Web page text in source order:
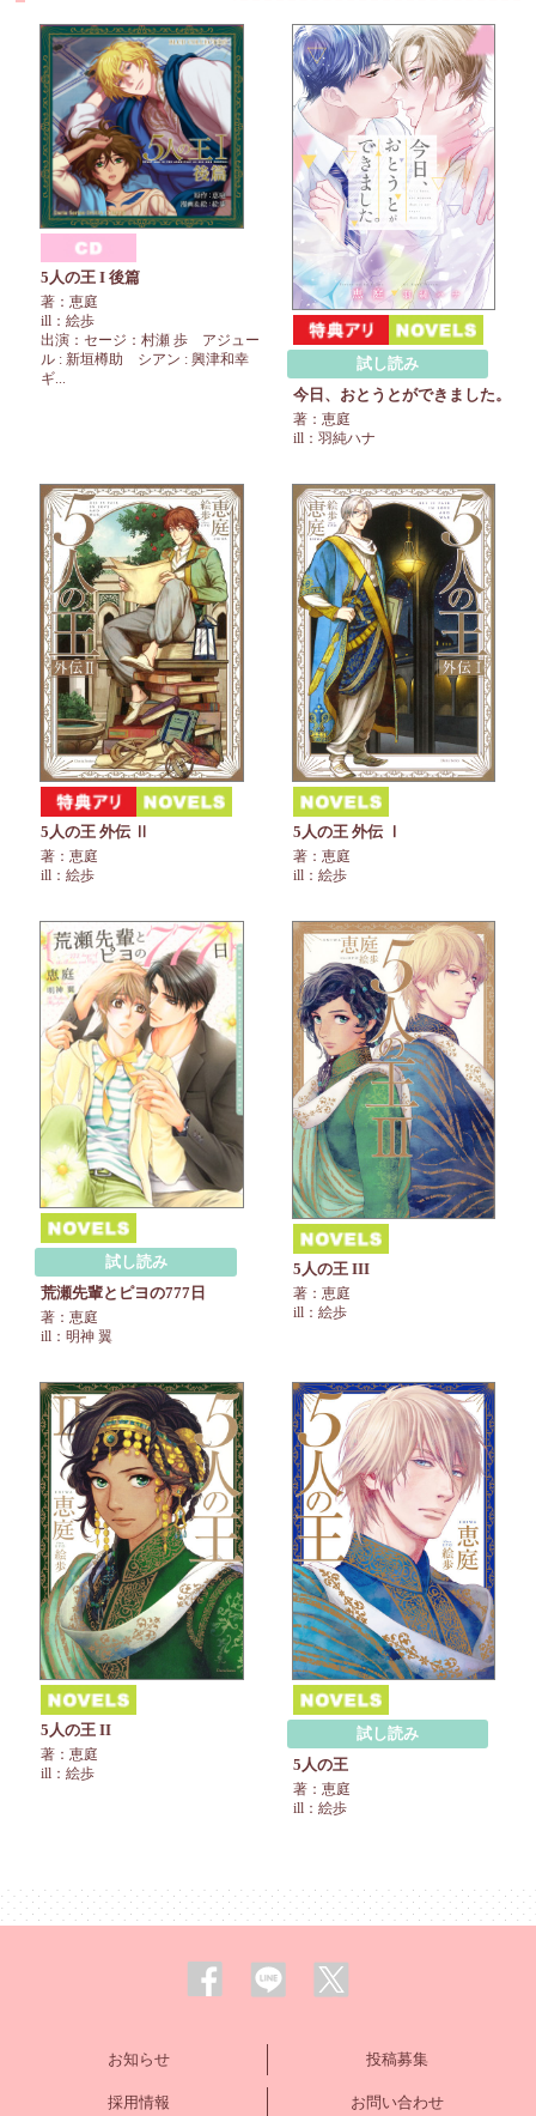
5人の王 I 後篇
著：恵庭
ill：絵歩
出演：セージ：村瀬 歩 アジュー
ル : 新垣樽助 シアン : 興津和幸
ギ...
試し読み
今日、おとうとができました。
著：恵庭
ill：羽純ハナ
5人の王 外伝 Ⅱ
著：恵庭
ill：絵歩
5人の王 外伝 Ⅰ
著：恵庭
ill：絵歩
試し読み
荒瀬先輩とピヨの777日
著：恵庭
ill：明神 翼
5人の王 III
著：恵庭
ill：絵歩
5人の王 II
著：恵庭
ill：絵歩
試し読み
5人の王
著：恵庭
ill：絵歩
お知らせ 投稿募集
採用情報 お問い合わせ